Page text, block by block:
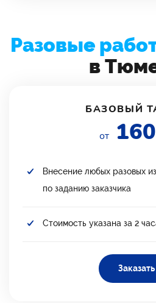
Разовые
в
БАЗОВЫЙ
от
Внесение любых разовых
по заданию заказчика
Стоимость указана за 2
Заказать